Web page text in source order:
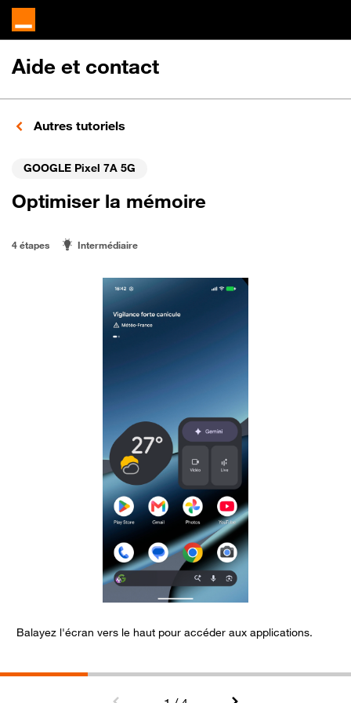
Aide et contact
Autres tutoriels
GOOGLE Pixel 7A 5G
Optimiser la mémoire
4 étapes Intermédiaire
Balayez l'écran vers le haut pour accéder aux applications.